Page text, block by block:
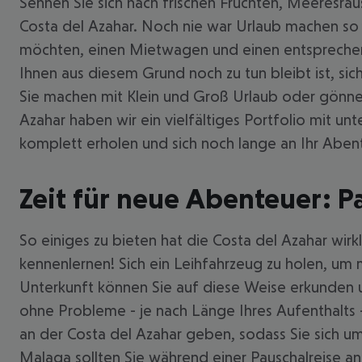
Costa del Azahar. Noch nie war Urlaub machen
möchten, einen Mietwagen und einen
Ihnen aus diesem Grund noch zu tun bleibt ist,
Sie machen mit Klein und Groß Urlaub oder
Azahar haben wir ein vielfältiges Portfolio mit
komplett erholen und sich noch lange an Ihr
Zeit für neue Abenteuer:
So einiges zu bieten hat die Costa del Azahar
kennenlernen! Sich ein Leihfahrzeug zu holen,
Unterkunft können Sie auf diese Weise
ohne Probleme - je nach Länge Ihres
an der Costa del Azahar geben, sodass Sie sich
Malaga sollten Sie während einer Pauschalreise